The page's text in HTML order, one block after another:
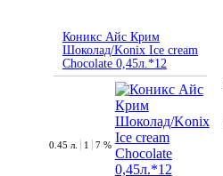
Коникс Айс Крим
Шоколад/Konix Ice cream
Chocolate 0,45л.*12
0.45 л. 1 7 %